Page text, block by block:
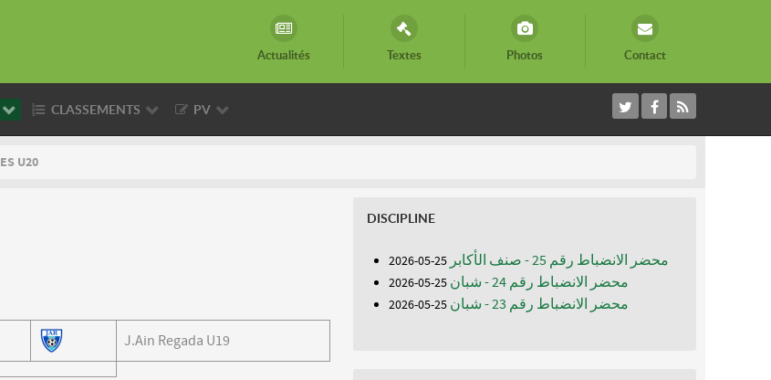
Actualités Textes Photos Contact
CLASSEMENTS PV
U20
J.Ain Regada U19
DISCIPLINE
محضر الانضباط رقم 25 - صنف الأكابر 25-05-2026
محضر الانضباط رقم 24 - شبان 25-05-2026
محضر الانضباط رقم 23 - شبان 25-05-2026